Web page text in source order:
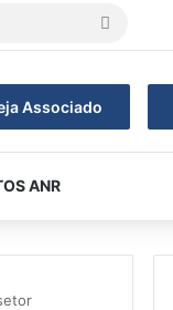
Associado
ANR